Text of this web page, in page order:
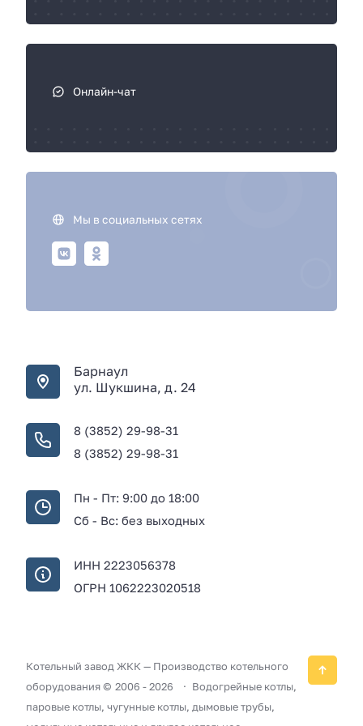
Онлайн-чат
Мы в социальных сетях
Барнаул
ул. Шукшина, д. 24
8 (3852) 29-98-31
8 (3852) 29-98-31
Пн - Пт: 9:00 до 18:00
Сб - Вс: без выходных
ИНН 2223056378
ОГРН 1062223020518
Котельный завод ЖКК — Производство котельного
оборудования © 2006 -2026
Водогрейные котлы,
паровые котлы, чугунные котлы, дымовые трубы,